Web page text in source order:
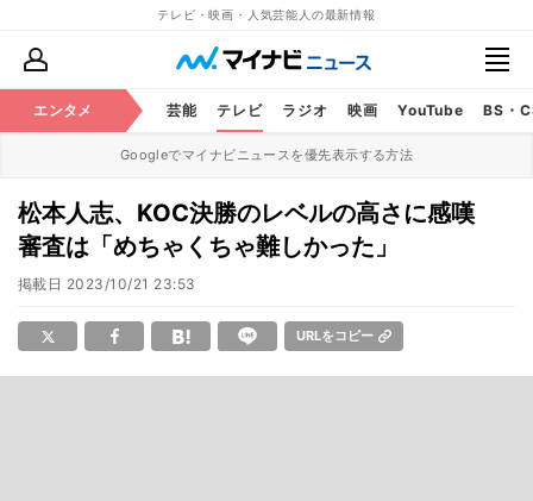
テレビ・映画・人気芸能人の最新情報
エンタメ 芸能 テレビ ラジオ 映画 YouTube BS・
Googleでマイナビニュースを優先表示する方法
松本人志、KOC決勝のレベルの高さに感嘆
審査は「めちゃくちゃ難しかった」
掲載日 2023/10/21 23:53
URLをコピー